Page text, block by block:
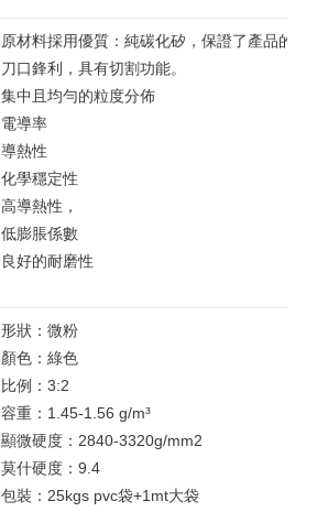
原材料採用優質：純碳化矽，保證了產品的優
刀口鋒利，具有切割功能。
集中且均勻的粒度分佈
電導率
導熱性
化學穩定性
高導熱性，
低膨脹係數
良好的耐磨性
形狀：微粉
顏色：綠色
比例：3:2
容重：1.45-1.56 g/m³
顯微硬度：2840-3320g/mm2
莫什硬度：9.4
包裝：25kgs pvc袋+1mt大袋